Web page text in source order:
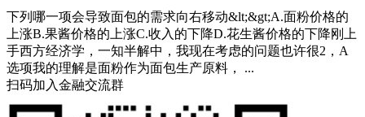
下列哪一项会导致面包的需求向右移动&lt;&gt;A.面粉价格的
上涨B.果酱价格的上涨C.收入的下降D.花生酱价格的下降刚上
手西方经济学，一知半解中，我现在考虑的问题也许很2，A
选项我的理解是面粉作为面包生产原料， ...
扫码加入金融交流群